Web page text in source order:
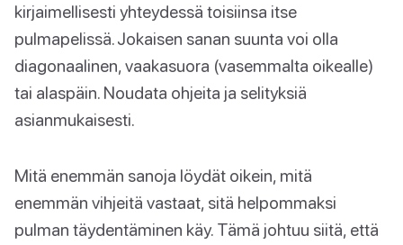
kirjaimellisesti yhteydessä toisiinsa itse
pulmapelissä. Jokaisen sanan suunta voi olla
diagonaalinen, vaakasuora (vasemmalta oikealle)
tai alaspäin. Noudata ohjeita ja selityksiä
asianmukaisesti.
Mitä enemmän sanoja löydät oikein, mitä
enemmän vihjeitä vastaat, sitä helpommaksi
pulman täydentäminen käy. Tämä johtuu siitä, että